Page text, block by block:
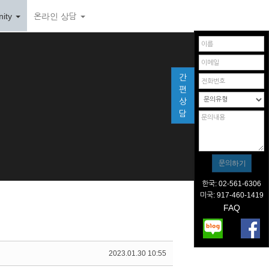
온라인 상담
2023.01.30 10:55
간
편
상
담
한국: 02-561-6306
미국: 917-460-1419
FAQ